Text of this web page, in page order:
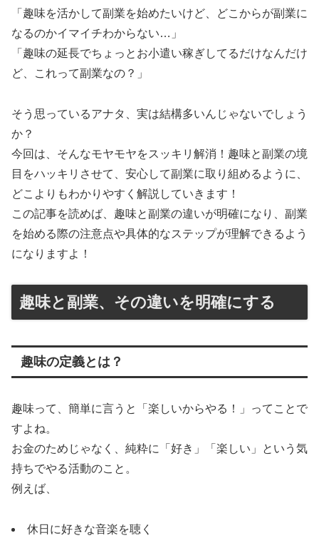
「趣味を活かして副業を始めたいけど、どこからが副業に
なるのかイマイチわからない…」
「趣味の延長でちょっとお小遣い稼ぎしてるだけなんだけ
ど、これって副業なの？」
そう思っているアナタ、実は結構多いんじゃないでしょう
か？
今回は、そんなモヤモヤをスッキリ解消！趣味と副業の境
目をハッキリさせて、安心して副業に取り組めるように、
どこよりもわかりやすく解説していきます！
この記事を読めば、趣味と副業の違いが明確になり、副業
を始める際の注意点や具体的なステップが理解できるよう
になりますよ！
趣味と副業、その違いを明確にする
趣味の定義とは？
趣味って、簡単に言うと「楽しいからやる！」ってことで
すよね。
お金のためじゃなく、純粋に「好き」「楽しい」という気
持ちでやる活動のこと。
例えば、
休日に好きな音楽を聴く